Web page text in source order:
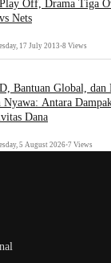
Off, Drama Tiga
Nets
17 July 2013•8 Views
Bantuan Global, dan
Nyawa: Antara
Dana
5 August 2026•7 Views